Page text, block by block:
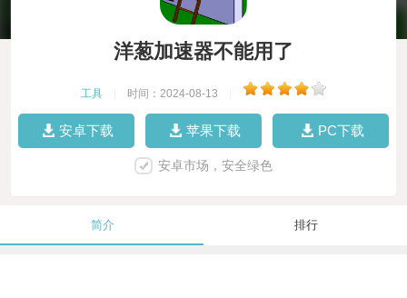
洋葱加速器不能用了
工具 时间：2024-08-13
安卓下载 苹果下载 PC下载
安卓市场，安全绿色
简介 排行